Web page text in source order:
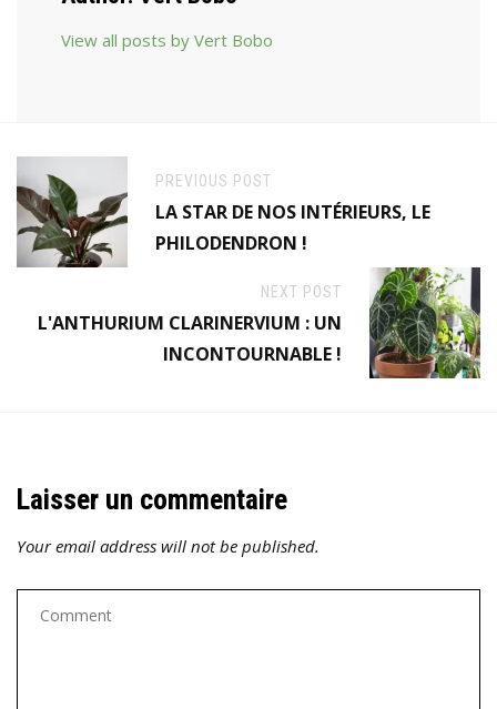
View all posts by Vert Bobo
PREVIOUS POST
LA STAR DE NOS INTÉRIEURS, LE
PHILODENDRON !
NEXT POST
L'ANTHURIUM CLARINERVIUM : UN
INCONTOURNABLE !
Laisser un commentaire
Your email address will not be published.